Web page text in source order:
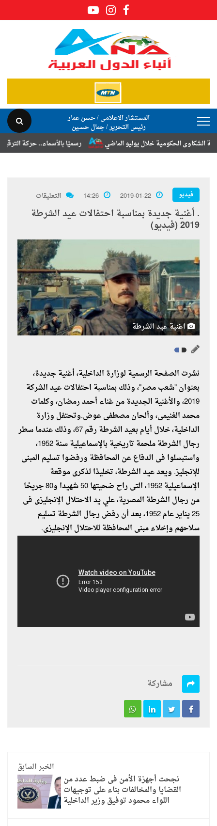
المستشار الاعلامى / حسن عمار
رئيس التحرير / جمال حسين
رسميًا بالأسماء.. حركة الترقيات
الحكومية خلال يوليو الماضي
فيديو 2019-01-22
14:26 التعليقات
. أغنية جديدة بمناسبة احتفالات عيد الشرطة
2019 (فيديو)
اغنية عيد الشرطة
نشرت الصفحة الرسمية لوزارة الداخلية، أغنية جديدة،
بعنوان "شعب مصر"، وذلك بمناسبة احتفالات عيد الشركة
2019، والأغنية الجديدة من غناء أحمد رمضان، وكلمات
محمد الغنيمى، وألحان مصطفى عوض.وتحتفل وزارة
الداخلية، خلال أيام بعيد الشرطة رقم 67، وذلك عندما سطر
رجال الشرطة ملحمة تاريخية بالإسماعيلية سنة 1952،
واستبسلوا فى الدفاع عن المحافظة ورفضوا تسليم المبنى
للإنجليز. ويعد عيد الشرطة، تخليدًا لذكرى موقعة
الإسماعيلية 1952، التى راح ضحيتها 50 شهيدا و80 جريحًا
من رجال الشرطة المصرية، علي يد الاحتلال الإنجليزى فى
25 يناير عام 1952، بعد أن رفض رجال الشرطة تسليم
سلاحهم وإخلاء مبنى المحافظة للاحتلال الإنجليزى.
مشاركة
الخبر السابق
نجحت أجهزة الأمن فى ضبط عدد من
القضايا والمخالفات بناء على توجيهات
اللواء محمود توفيق وزير الداخلية